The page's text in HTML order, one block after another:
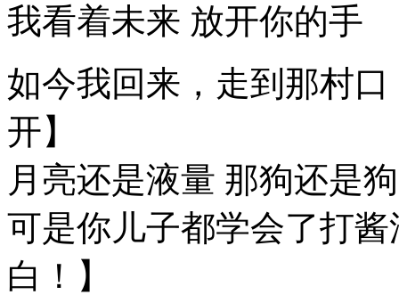
我看着未来 放开你的手
如今我回来，走到那村
开】
月亮还是液量 那狗还是狗
可是你儿子都学会了打
白！】